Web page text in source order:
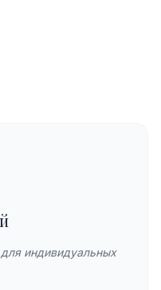
индивидуальных